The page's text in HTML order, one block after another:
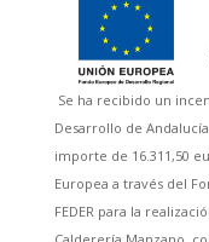
Se ha recibido un
Desarrollo de
importe de 16.311,50
Europea a través del
FEDER para la